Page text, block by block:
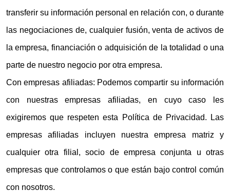
transferir su información personal en relación con, o durante
las negociaciones de, cualquier fusión, venta de activos de
la empresa, financiación o adquisición de la totalidad o una
parte de nuestro negocio por otra empresa.
Con empresas afiliadas: Podemos compartir su información
con nuestras empresas afiliadas, en cuyo caso les
exigiremos que respeten esta Política de Privacidad. Las
empresas afiliadas incluyen nuestra empresa matriz y
cualquier otra filial, socio de empresa conjunta u otras
empresas que controlamos o que están bajo control común
con nosotros.